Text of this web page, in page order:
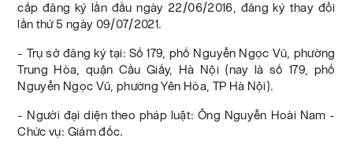
cấp đăng ký lần đầu ngày 22/06/2016, đăng ký thay đổi
lần thứ 5 ngày 09/07/2021.
- Trụ sở đăng ký tại: Số 179, phố Nguyễn Ngọc Vũ, phường
Trung Hòa, quận Cầu Giấy, Hà Nội (nay là số 179, phố
Nguyễn Ngọc Vũ, phường Yên Hòa, TP Hà Nội).
- Người đại diện theo pháp luật: Ông Nguyễn Hoài Nam -
Chức vụ: Giám đốc.